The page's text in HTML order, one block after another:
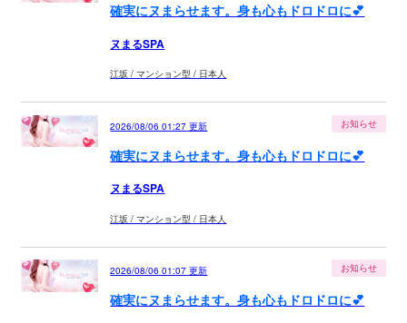
確実にヌまらせます。身も心もドロドロに💕
ヌまるSPA
江坂 / マンション型 / 日本人
お知らせ
2026/08/06 01:27 更新
確実にヌまらせます。身も心もドロドロに💕
ヌまるSPA
江坂 / マンション型 / 日本人
お知らせ
2026/08/06 01:07 更新
確実にヌまらせます。身も心もドロドロに💕